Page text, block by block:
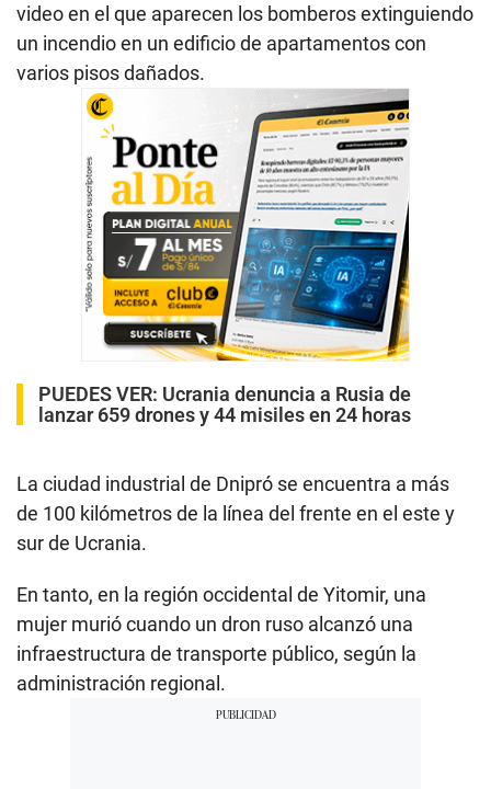
video en el que aparecen los bomberos extinguiendo
un incendio en un edificio de apartamentos con
varios pisos dañados.
PUEDES VER: Ucrania denuncia a Rusia de
lanzar 659 drones y 44 misiles en 24 horas
La ciudad industrial de Dnipró se encuentra a más
de 100 kilómetros de la línea del frente en el este y
sur de Ucrania.
En tanto, en la región occidental de Yitomir, una
mujer murió cuando un dron ruso alcanzó una
infraestructura de transporte público, según la
administración regional.